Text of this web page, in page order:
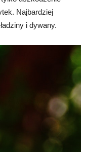
Najbardziej
i dywany.